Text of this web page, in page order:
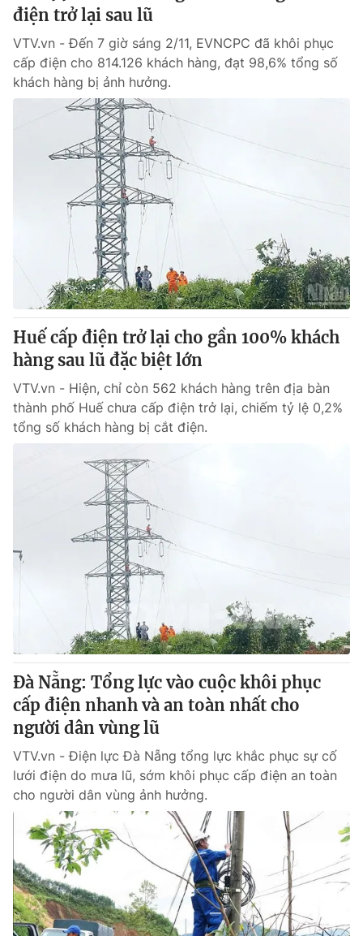
điện trở lại sau lũ
VTV.vn - Đến 7 giờ sáng 2/11, EVNCPC đã khôi phục
cấp điện cho 814.126 khách hàng, đạt 98,6% tổng số
khách hàng bị ảnh hưởng.
Huế cấp điện trở lại cho gần 100% khách
hàng sau lũ đặc biệt lớn
VTV.vn - Hiện, chỉ còn 562 khách hàng trên địa bàn
thành phố Huế chưa cấp điện trở lại, chiếm tỷ lệ 0,2%
tổng số khách hàng bị cắt điện.
Đà Nẵng: Tổng lực vào cuộc khôi phục
cấp điện nhanh và an toàn nhất cho
người dân vùng lũ
VTV.vn - Điện lực Đà Nẵng tổng lực khắc phục sự cố
lưới điện do mưa lũ, sớm khôi phục cấp điện an toàn
cho người dân vùng ảnh hưởng.